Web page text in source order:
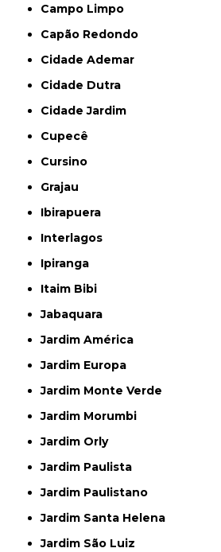
Campo Limpo
Capão Redondo
Cidade Ademar
Cidade Dutra
Cidade Jardim
Cupecê
Cursino
Grajau
Ibirapuera
Interlagos
Ipiranga
Itaim Bibi
Jabaquara
Jardim América
Jardim Europa
Jardim Monte Verde
Jardim Morumbi
Jardim Orly
Jardim Paulista
Jardim Paulistano
Jardim Santa Helena
Jardim São Luiz